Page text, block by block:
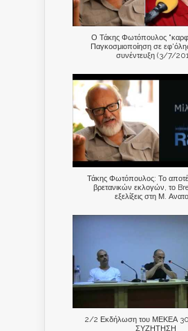
Ο Τάκης Φωτόπουλος
Παγκοσμιοποίηση σε
συνέντευξη (3/7/
Τάκης Φωτόπουλος: Το
βρετανικών εκλογών, το
εξελίξεις στη Μ.
2/2 Εκδήλωση του ΜΕΚΕΑ
ΣΥΖΗΤΗΣΗ